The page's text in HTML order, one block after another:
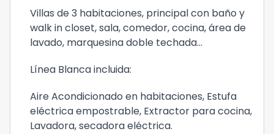
Villas de 3 habitaciones, principal con baño y
walk in closet, sala, comedor, cocina, área de
lavado, marquesina doble techada...
Línea Blanca incluida:
Aire Acondicionado en habitaciones, Estufa
eléctrica empostrable, Extractor para cocina,
Lavadora, secadora eléctrica.